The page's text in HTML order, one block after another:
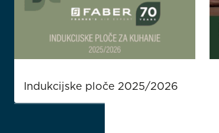
Indukcijske ploče 2025/2026